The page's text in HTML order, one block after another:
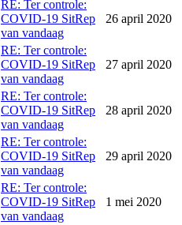
RE: Ter controle:
COVID-19 SitRep
van vandaag
26 april 2020
RE: Ter controle:
COVID-19 SitRep
van vandaag
27 april 2020
RE: Ter controle:
COVID-19 SitRep
van vandaag
28 april 2020
RE: Ter controle:
COVID-19 SitRep
van vandaag
29 april 2020
RE: Ter controle:
COVID-19 SitRep
van vandaag
1 mei 2020